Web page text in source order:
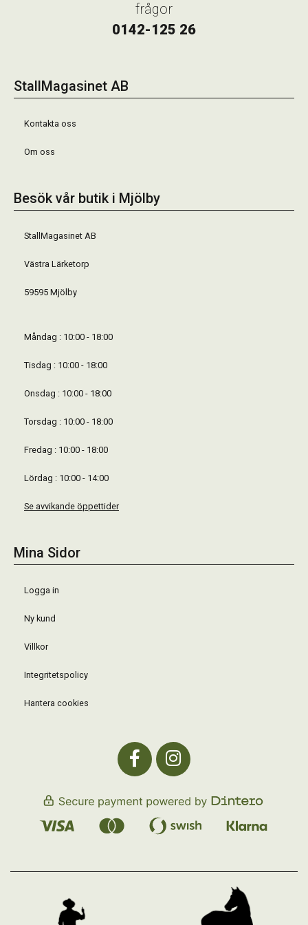
frågor
0142-125 26
StallMagasinet AB
Kontakta oss
Om oss
Besök vår butik i Mjölby
StallMagasinet AB
Västra Lärketorp
59595 Mjölby
Måndag : 10:00 - 18:00
Tisdag : 10:00 - 18:00
Onsdag : 10:00 - 18:00
Torsdag : 10:00 - 18:00
Fredag : 10:00 - 18:00
Lördag : 10:00 - 14:00
Se avvikande öppettider
Mina Sidor
Logga in
Ny kund
Villkor
Integritetspolicy
Hantera cookies